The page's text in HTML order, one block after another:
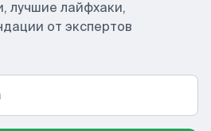
лучшие лайфхаки,
от экспертов